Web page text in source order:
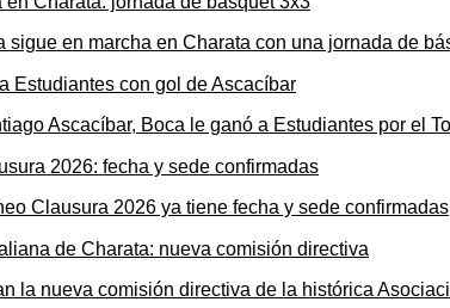
sigue en marcha en Charata con una jornada de
Ascacíbar, Boca le ganó a Estudiantes por el
Clausura 2026 ya tiene fecha y sede confirmadas
la nueva comisión directiva de la histórica